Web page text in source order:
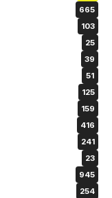
665
103
25
39
51
125
159
416
241
23
945
254